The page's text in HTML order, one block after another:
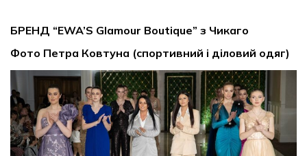
БРЕНД “EWA’S Glamour Boutique” з Чикаго
Фото Петра Ковтуна (спортивний і діловий одяг)